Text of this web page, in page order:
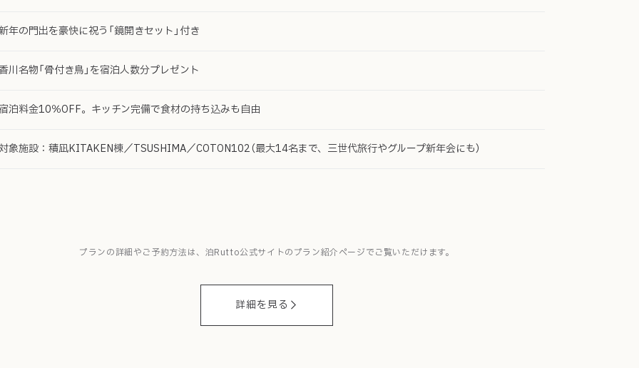
年の門出を豪快に祝う「鏡開きセット」付き
川名物「骨付き鳥」を宿泊人数分プレゼント
泊料金10％OFF。キッチン完備で食材の持ち込みも自由
象施設：積凪KITAKEN棟／TSUSHIMA／COTON102（最大14名まで、三世代旅行やグループ新年会にも）
プランの詳細やご予約方法は、泊Rutto公式サイトのプラン紹介ページでご覧いただけます。
詳細を見る